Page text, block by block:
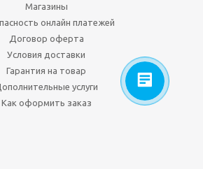
Магазины
онлайн платежей
Договор оферта
Условия доставки
Гарантия на товар
услуги
Как оформить заказ